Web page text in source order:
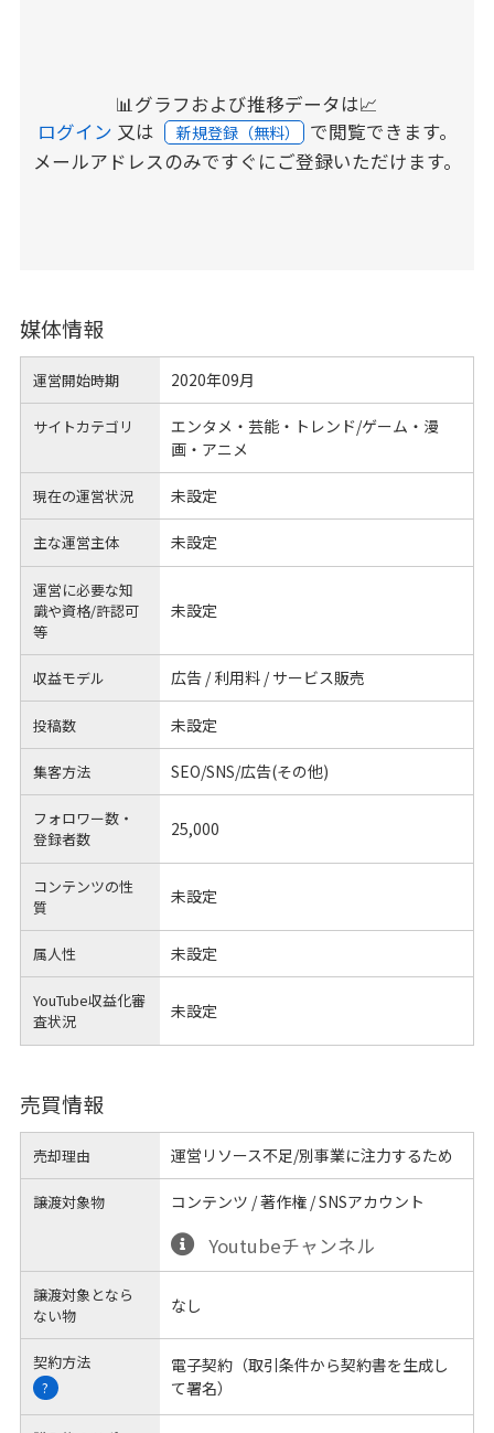
📊グラフおよび推移データは📈
ログイン 又は 新規登録（無料） で閲覧できます。
メールアドレスのみですぐにご登録いただけます。
媒体情報
運営開始時期 2020年09月
サイトカテゴリ
エンタメ・芸能・トレンド/ゲーム・漫
画・アニメ
現在の運営状況 未設定
主な運営主体 未設定
運営に必要な知
識や資格/許認可
等
未設定
収益モデル 広告 / 利用料 / サービス販売
投稿数 未設定
集客方法 SEO/SNS/広告(その他)
フォロワー数・
登録者数
25,000
コンテンツの性
質
未設定
属人性 未設定
YouTube収益化審
査状況
未設定
売買情報
売却理由 運営リソース不足/別事業に注力するため
譲渡対象物 コンテンツ / 著作権 / SNSアカウント
Youtubeチャンネル
譲渡対象となら
ない物
なし
契約方法
?
電子契約（取引条件から契約書を生成し
て署名）